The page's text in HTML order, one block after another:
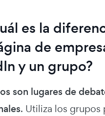
es la
de
y un grupo?
son lugares de
. Utiliza los grupos